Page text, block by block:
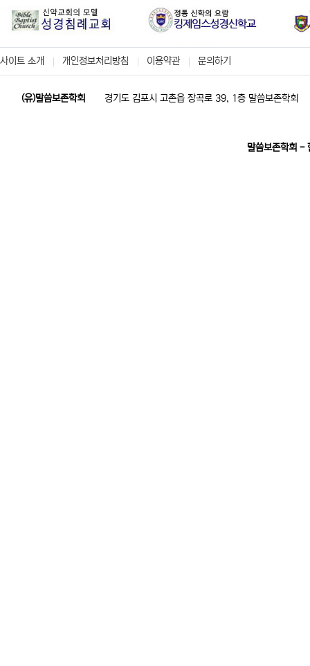
사이트 소개 개인정보처리방침 이용약관 문의하기
(유)말씀보존학회 경기도 김포시 고촌읍 장곡로 39, 1층 말씀보존학회
말씀보존학회 -